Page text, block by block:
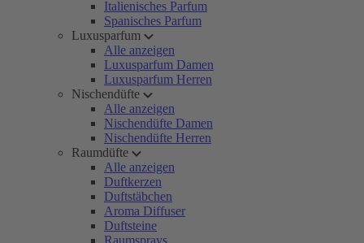
Italienisches Parfum
Spanisches Parfum
Luxusparfum
Alle anzeigen
Luxusparfum Damen
Luxusparfum Herren
Nischendüfte
Alle anzeigen
Nischendüfte Damen
Nischendüfte Herren
Raumdüfte
Alle anzeigen
Duftkerzen
Duftstäbchen
Aroma Diffuser
Duftsteine
Raumsprays